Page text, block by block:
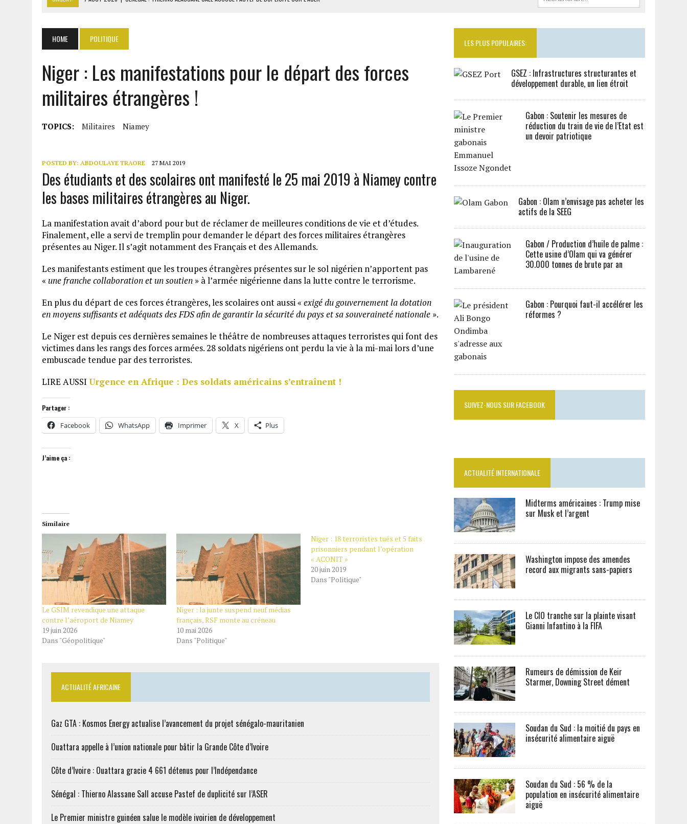
7 AOÛT 2026 | OUATTARA APPELLE À L’UNION NATIONALE POUR BÂTIR LA GRANDE CÔTE D’IVOIRE
7 AOÛT 2026
CÔTE D’IVOIRE : OUATTARA GRACIE 4 661 DÉTENUS POUR L’INDÉPENDANCE
HOME POLITIQUE
Niger : Les manifestations pour le départ des forces
militaires étrangères !
TOPICS: Militaires Niamey
POSTED BY: ABDOULAYE TRAORE 27 MAI 2019
Des étudiants et des scolaires ont manifesté le 25 mai 2019 à Niamey contre
les bases militaires étrangères au Niger.
La manifestation avait d’abord pour but de réclamer de meilleures conditions de vie et d’études.
Finalement, elle a servi de tremplin pour demander le départ des forces militaires étrangères
présentes au Niger. Il s’agit notamment des Français et des Allemands.
Les manifestants estiment que les troupes étrangères présentes sur le sol nigérien n’apportent pas
« une franche collaboration et un soutien » à l’armée nigérienne dans la lutte contre le terrorisme.
En plus du départ de ces forces étrangères, les scolaires ont aussi « exigé du gouvernement la dotation
en moyens suffisants et adéquats des FDS afin de garantir la sécurité du pays et sa souveraineté nationale ».
Le Niger est depuis ces dernières semaines le théâtre de nombreuses attaques terroristes qui font des
victimes dans les rangs des forces armées. 28 soldats nigériens ont perdu la vie à la mi-mai lors d’une
embuscade tendue par des terroristes.
LIRE AUSSI Urgence en Afrique : Des soldats américains s’entraînent !
Partager :
Facebook WhatsApp Imprimer X Plus
J’aime ça :
Similaire
Le GSIM revendique une attaque
contre l’aéroport de Niamey
19 juin 2026
Dans "Géopolitique"
Niger : la junte suspend neuf médias
français, RSF monte au créneau
10 mai 2026
Dans "Politique"
Niger : 18 terroristes tués et 5 faits
prisonniers pendant l’opération
« ACONIT »
20 juin 2019
Dans "Politique"
ACTUALITÉ AFRICAINE
Gaz GTA : Kosmos Energy actualise l’avancement du projet sénégalo-mauritanien
Ouattara appelle à l’union nationale pour bâtir la Grande Côte d’Ivoire
Côte d’Ivoire : Ouattara gracie 4 661 détenus pour l’Indépendance
Sénégal : Thierno Alassane Sall accuse Pastef de duplicité sur l’ASER
Le Premier ministre guinéen salue le modèle ivoirien de développement
LES PLUS POPULAIRES:
GSEZ : Infrastructures structurantes et
développement durable, un lien étroit
Gabon : Soutenir les mesures de
réduction du train de vie de l’Etat est
un devoir patriotique
Gabon : Olam n’envisage pas acheter les
actifs de la SEEG
Gabon / Production d’huile de palme :
Cette usine d’Olam qui va générer
30.000 tonnes de brute par an
Gabon : Pourquoi faut-il accélérer les
réformes ?
SUIVEZ-NOUS SUR FACEBOOK
ACTUALITÉ INTERNATIONALE
Midterms américaines : Trump mise
sur Musk et l’argent
Washington impose des amendes
record aux migrants sans-papiers
Le CIO tranche sur la plainte visant
Gianni Infantino à la FIFA
Rumeurs de démission de Keir
Starmer, Downing Street dément
Soudan du Sud : la moitié du pays en
insécurité alimentaire aiguë
Soudan du Sud : 56 % de la
population en insécurité alimentaire
aiguë